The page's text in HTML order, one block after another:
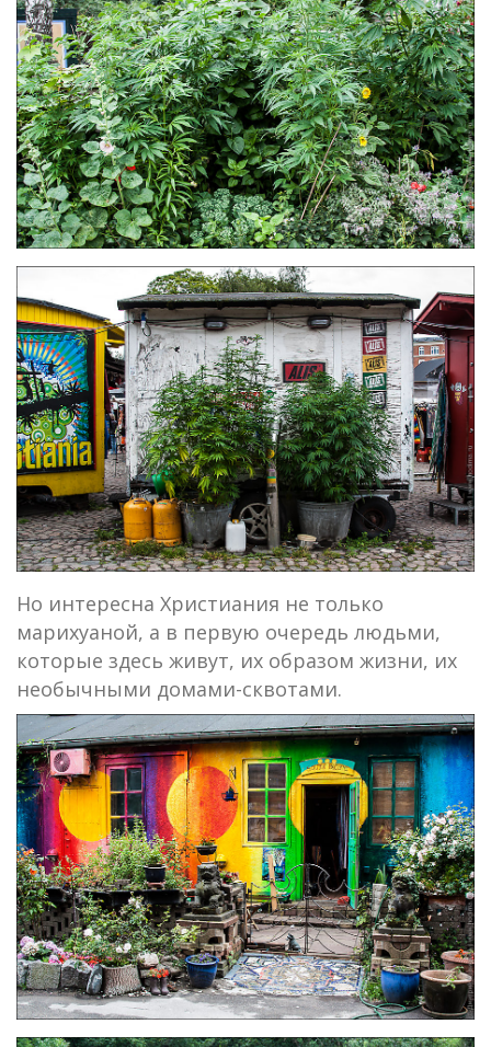
Но интересна Христиания не только
марихуаной, а в первую очередь людьми,
которые здесь живут, их образом жизни, их
необычными домами-сквотами.